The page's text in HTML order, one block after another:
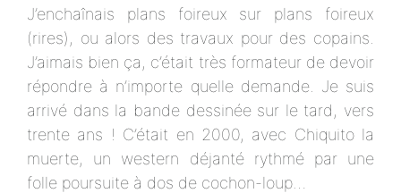
J’enchaînais plans foireux sur plans foireux
(rires), ou alors des travaux pour des copains.
J’aimais bien ça, c’était très formateur de devoir
répondre à n’importe quelle demande. Je suis
arrivé dans la bande dessinée sur le tard, vers
trente ans ! C’était en 2000, avec Chiquito la
muerte, un western déjanté rythmé par une
folle poursuite à dos de cochon-loup…